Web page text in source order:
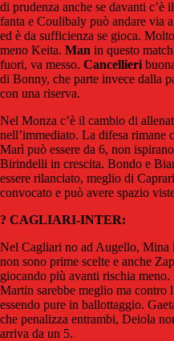
di prudenza anche se davanti
fanta e Coulibaly può andare via
ed è da sufficienza se gioca.
meno Keita. Man in questo
fuori, va messo. Cancellieri
di Bonny, che parte invece dalla
con una riserva.
Nel Monza c’è il cambio di
nell’immediato. La difesa rimane
Marì può essere da 6, non
Birindelli in crescita. Bondo e
essere rilanciato, meglio di
convocato e può avere spazio
? CAGLIARI-INTER:
Nel Cagliari no ad Augello, Mina
non sono prime scelte e anche
giocando più avanti rischia
Martin sarebbe meglio ma contro
essendo pure in ballottaggio.
che penalizza entrambi, Deiola
arriva da un 5.